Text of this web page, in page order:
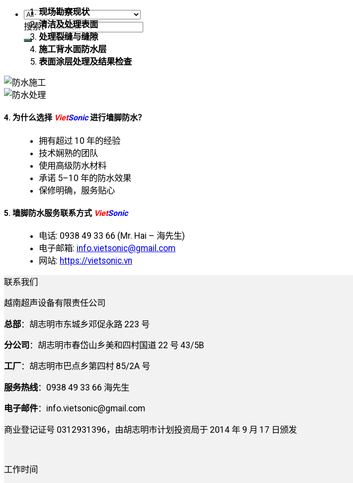
搜索：
现场勘察现状
清洁及处理表面
处理裂缝与缝隙
施工背水面防水层
表面涂层处理及结果检查
4. 为什么选择 VietSonic进行墙脚防水？
拥有超过 10 年的经验
技术娴熟的团队
使用高级防水材料
承诺 5–10 年的防水效果
保修明确，服务贴心
5. 墙脚防水服务联系方式 VietSonic
电话: 0938 49 33 66 (Mr. Hai – 海先生)
电子邮箱: info.vietsonic@gmail.com
网站: https://vietsonic.vn
联系我们
越南超声设备有限责任公司
总部：胡志明市东城乡邓促永路 223 号
分公司 ：胡志明市春岱山乡美和四村国道 22 号 43/5B
工厂：胡志明市巴点乡第四村 85/2A 号
服务热线：0938 49 33 66 海先生
电子邮件： info.vietsonic@gmail.com
商业登记证号 0312931396，由胡志明市计划投资局于 2014 年 9 月 17 日颁发
工作时间